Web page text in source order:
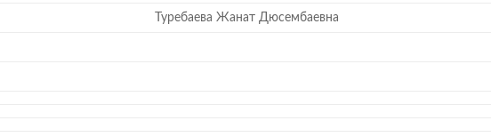
Туребаева Жанат Дюсембаевна